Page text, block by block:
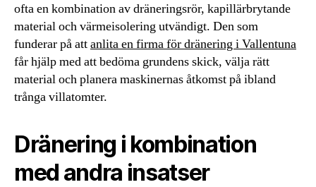
ofta en kombination av dräneringsrör, kapillärbrytande
material och värmeisolering utvändigt. Den som
funderar på attanlita en firma för dränering i Vallentuna
får hjälp med att bedöma grundens skick, välja rätt
material och planera maskinernas åtkomst på ibland
trånga villatomter.
Dränering i kombination
med andra insatser